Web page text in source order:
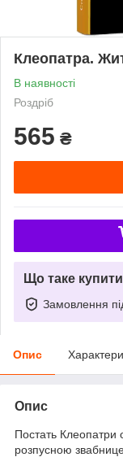
Клеопатра.
В наявності
Роздріб
565 ₴
Що таке
Замовлення
Опис
Опис
Постать Клеопатри
розпусною